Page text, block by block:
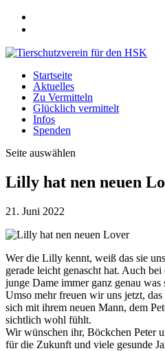
Startseite
Aktuelles
Zu Vermitteln
Glücklich vermittelt
Infos
Spenden
Seite auswählen
Lilly hat nen neuen
21. Juni 2022
Wer die Lilly kennt, weiß das sie
gerade leicht genascht hat. Auch
junge Dame immer ganz genau was
Umso mehr freuen wir uns jetzt,
sich mit ihrem neuen Mann, dem
sichtlich wohl fühlt.
Wir wünschen ihr, Böckchen Peter
für die Zukunft und viele gesunde